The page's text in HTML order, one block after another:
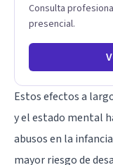
Consulta
presencial.
Estos efectos a
y el estado mental
abusos en la
mayor riesgo de